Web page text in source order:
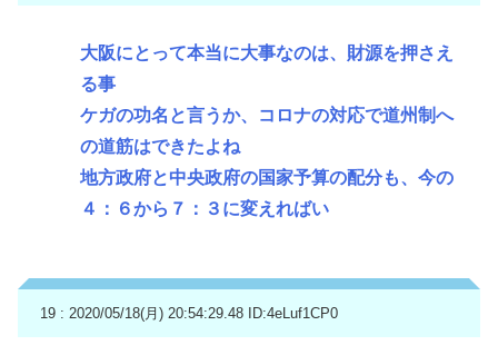
大阪にとって本当に大事なのは、財源を押さえ
る事
ケガの功名と言うか、コロナの対応で道州制へ
の道筋はできたよね
地方政府と中央政府の国家予算の配分も、今の
４：６から７：３に変えればい
19 : 2020/05/18(月) 20:54:29.48 ID:4eLuf1CP0